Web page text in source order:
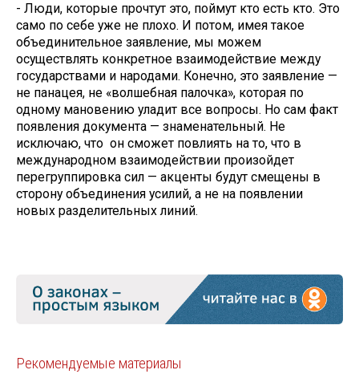
- Люди, которые прочтут это, поймут кто есть кто. Это
само по себе уже не плохо. И потом, имея такое
объединительное заявление, мы можем
осуществлять конкретное взаимодействие между
государствами и народами. Конечно, это заявление —
не панацея, не «волшебная палочка», которая по
одному мановению уладит все вопросы. Но сам факт
появления документа — знаменательный. Не
исключаю, что он сможет повлиять на то, что в
международном взаимодействии произойдет
перегруппировка сил — акценты будут смещены в
сторону объединения усилий, а не на появлении
новых разделительных линий.
Рекомендуемые материалы